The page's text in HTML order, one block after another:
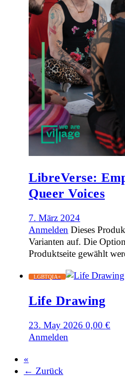
LibreVerse:
Queer Voices
7. März 2024
Anmelden Dieses
Varianten auf. Die
Produktseite gewählt
LGBTQIA+
Life Drawing
23. May 2026 0,00€
Anmelden
«
← Zurück